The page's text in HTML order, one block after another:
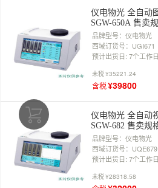
仪电物光 全自动
SGW-650A 售卖
品牌型号：仪电物光
西域订货号：UGI671
预计出货日: 7个工作日
未税¥35221.24
含税¥39800
仪电物光 全自动
SGW-682 售卖规
品牌型号：仪电物光
西域订货号：UQE679
预计出货日: 7个工作日
未税¥28318.58